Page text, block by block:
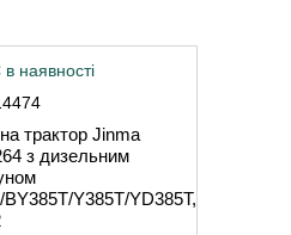
наявності
трактор Jinma
з дизельним
BY385T/Y385T/YD385T,